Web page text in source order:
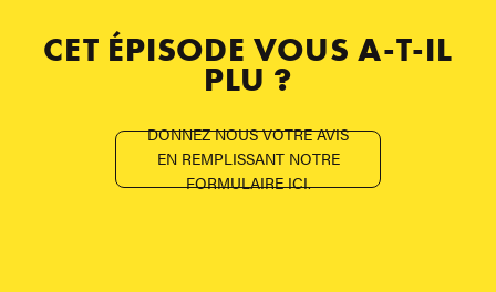
CET ÉPISODE VOUS A-T-IL
PLU ?
DONNEZ NOUS VOTRE AVIS
EN REMPLISSANT NOTRE
FORMULAIRE ICI.